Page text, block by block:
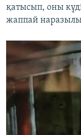
қатысып, оны
жаппай